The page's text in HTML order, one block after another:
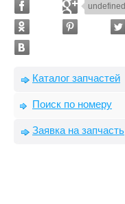
undefined
Каталог запчастей
Поиск по номеру
Заявка на запчасть